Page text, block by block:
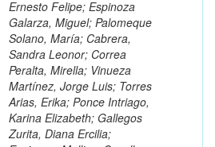
Ernesto Felipe; Espinoza
Galarza, Miguel; Palomeque
Solano, María; Cabrera,
Sandra Leonor; Correa
Peralta, Mirella; Vinueza
Martínez, Jorge Luis; Torres
Arias, Erika; Ponce Intriago,
Karina Elizabeth; Gallegos
Zurita, Diana Ercilia;